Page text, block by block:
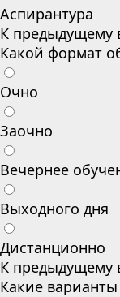
Аспирантура
К предыдущему
Какой формат
Очно
Заочно
Вечернее
Выходного дня
Дистанционно
К предыдущему
Какие